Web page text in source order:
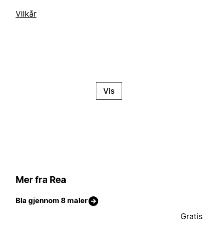
Vilkår
Vis
Mer fra Rea
Bla gjennom 8 maler
Gratis